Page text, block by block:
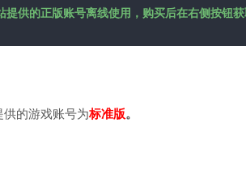
供的正版账号离线使用，购买后在右侧按钮获
供的游戏账号为标准版。